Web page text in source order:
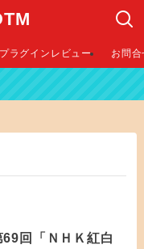
ラグインレビュー お問
回「ＮＨＫ紅白